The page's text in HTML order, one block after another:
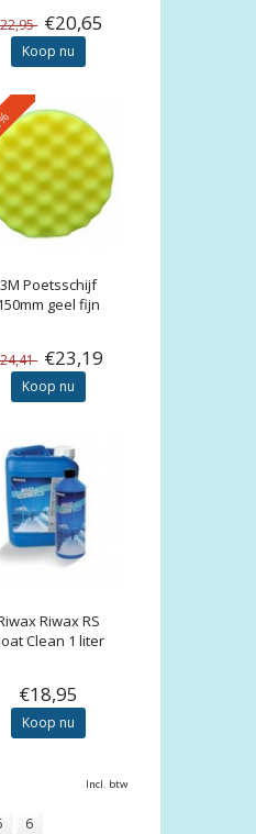
€20,65
Koop nu
3M Poetsschijf
geel fijn
€23,19
Koop nu
Riwax RS
Clean 1 liter
€18,95
Koop nu
Incl. btw
6